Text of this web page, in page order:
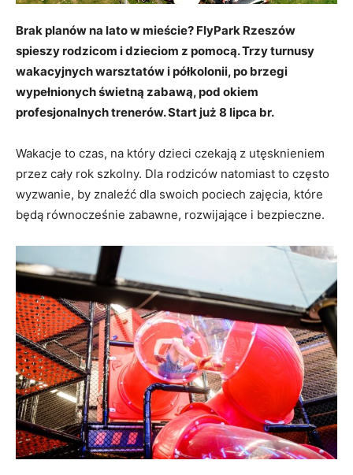
Brak planów na lato w mieście? FlyPark Rzeszów
spieszy rodzicom i dzieciom z pomocą. Trzy turnusy
wakacyjnych warsztatów i półkolonii, po brzegi
wypełnionych świetną zabawą, pod okiem
profesjonalnych trenerów. Start już 8 lipca br.
Wakacje to czas, na który dzieci czekają z utęsknieniem
przez cały rok szkolny. Dla rodziców natomiast to często
wyzwanie, by znaleźć dla swoich pociech zajęcia, które
będą równocześnie zabawne, rozwijające i bezpieczne.